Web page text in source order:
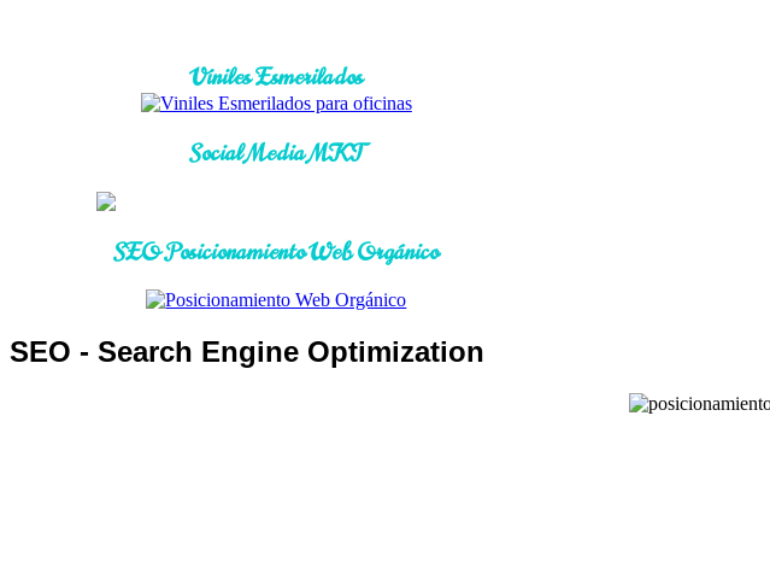
Viniles Esmerilados
Social Media MKT
SEO Posicionamiento Web Orgánico
SEO - Search Engine Optimization